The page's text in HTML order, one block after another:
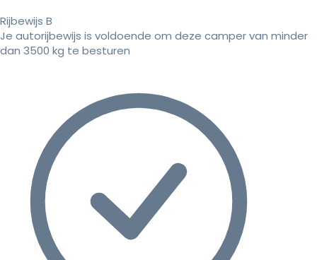
Rijbewijs B
Je autorijbewijs is voldoende om deze camper van minder
dan 3500 kg te besturen